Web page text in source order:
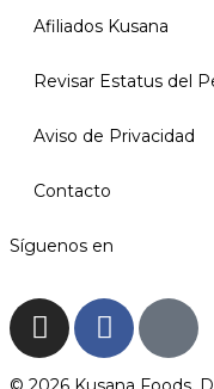
Afiliados Kusana
Revisar Estatus del
Aviso de Privacidad
Contacto
Síguenos en